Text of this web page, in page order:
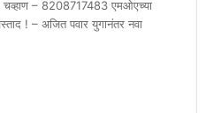
चव्हाण – 8208717483 एमओएच्या
! – अजित पवार युगानंतर नवा